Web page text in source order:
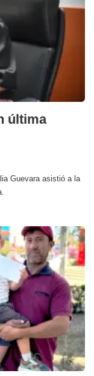
última
Guevara asistió a la